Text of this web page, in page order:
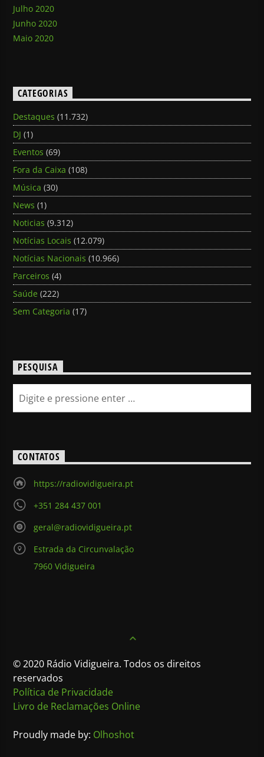
Julho 2020
Junho 2020
Maio 2020
CATEGORIAS
Destaques (11.732)
DJ (1)
Eventos (69)
Fora da Caixa (108)
Música (30)
News (1)
Noticias (9.312)
Notícias Locais (12.079)
Notícias Nacionais (10.966)
Parceiros (4)
Saúde (222)
Sem Categoria (17)
PESQUISA
CONTATOS
https://radiovidigueira.pt
+351 284 437 001
geral@radiovidigueira.pt
Estrada da Circunvalação
7960 Vidigueira
© 2020 Rádio Vidigueira. Todos os direitos
reservados
Política de Privacidade
Livro de Reclamações Online
Proudly made by: Olhoshot